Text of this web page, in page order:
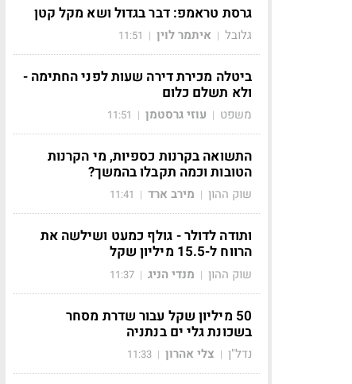
גרסת טראמפ: דבר בגדול ושא מקל קטן
גלובל | איתמר לוין |
11:51
ביטלה מכירת דירה שעות לפני החתימה -
ולא תשלם כלום
משפט | עוזי גרסטמן |
11:51
התשואה בקרנות כספיות, מי הקרנות
הטובות וכמה תקבלו בהמשך?
שוק ההון | מירב ארד |
11:41
ותודה לדולר - גולף כמעט ושילשה את
הרווח ל-15.5 מיליון שקל
שוק ההון | מנדי הניג |
11:37
50 מיליון שקל עבור שדרת מסחר
בשכונת גלי ים בנתניה
נדל"ן | צלי אהרון |
11:33